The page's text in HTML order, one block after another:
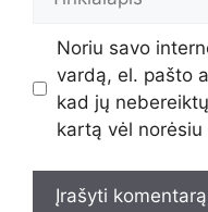
Noriu savo
vardą, el. pašto
kad jų
kartą vėl